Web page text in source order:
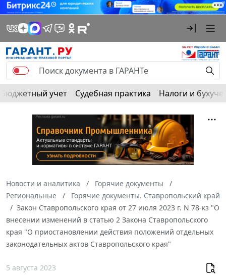
Бюджетный учет Судебная практика Налоги и
Новости и аналитика
Горячие документы
Региональные
Горячие документы. Ставропольский край
Закон Ставропольского края от 27 июля 2023 г. N 78-кз "О
внесении изменений в статью 2 Закона Ставропольского
края "О приостановлении действия положений отдельных
законодательных актов Ставропольского края"
5 августа 2023